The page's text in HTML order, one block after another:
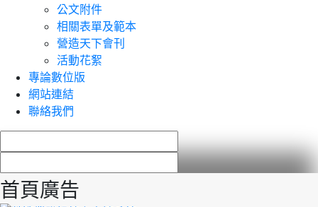
公文附件
相關表單及範本
營造天下會刊
活動花絮
專論數位版
網站連結
聯絡我們
首頁廣告